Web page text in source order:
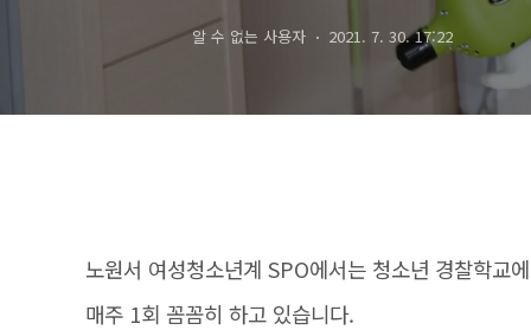
알 수 없는 사용자 2021. 7. 30. 17:22
노원서 여성청소년계 SPO에서는 청소년 경찰학교
매주 1회 꼼꼼히 하고 있습니다.